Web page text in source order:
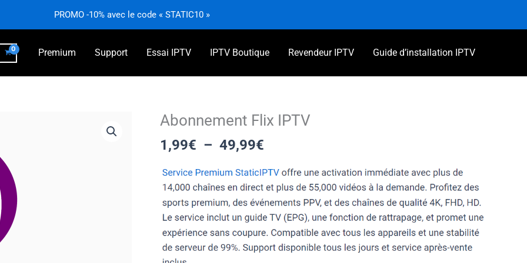
PROMO -10% avec le code « STATIC10 »
Premium Support Essai IPTV IPTV Boutique Revendeur IPTV Guide d’installation IPTV
Abonnement Flix IPTV
1,99€ – 49,99€
Plage
1,99€
à
49,99€
quantité
Abonnement
IPTV
à